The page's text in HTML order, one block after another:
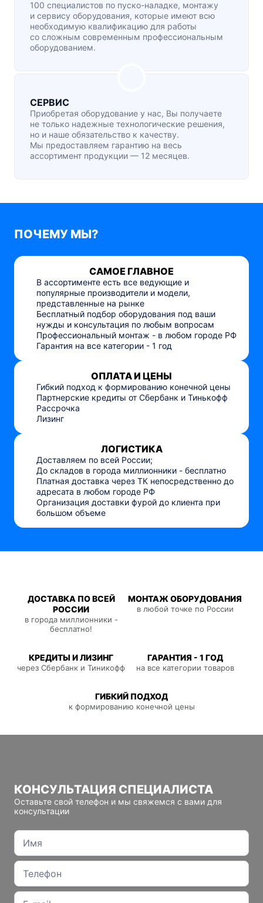
100 специалистов по пуско-наладке, монтажу
и сервису оборудования, которые имеют всю
необходимую квалификацию для работы
со сложным современным профессиональным
оборудованием.
СЕРВИС
Приобретая оборудование у нас, Вы получаете
не только надежные технологические решения,
но и наше обязательство к качеству.
Мы предоставляем гарантию на весь
ассортимент продукции — 12 месяцев.
ПОЧЕМУ МЫ?
САМОЕ ГЛАВНОЕ
В ассортименте есть все ведующие и
популярные производители и модели,
представленные на рынке
Бесплатный подбор оборудования под ваши
нужды и консультация по любым вопросам
Профессиональный монтаж - в любом городе РФ
Гарантия на все категории - 1 год
ОПЛАТА И ЦЕНЫ
Гибкий подход к формированию конечной цены
Партнерские кредиты от Сбербанк и Тинькофф
Рассрочка
Лизинг
ЛОГИСТИКА
Доставляем по всей России;
До складов в города миллионники - бесплатно
Платная доставка через ТК непосредственно до
адресата в любом городе РФ
Организация доставки фурой до клиента при
большом объеме
ДОСТАВКА ПО ВСЕЙ
РОССИИ
в города миллионники -
бесплатно!
МОНТАЖ ОБОРУДОВАНИЯ
в любой точке по России
КРЕДИТЫ И ЛИЗИНГ
через Сбербанк и Тиникофф
ГАРАНТИЯ - 1 ГОД
на все категории товаров
ГИБКИЙ ПОДХОД
к формированию конечной цены
КОНСУЛЬТАЦИЯ СПЕЦИАЛИСТА
Оставьте свой телефон и мы свяжемся с вами для
консультации